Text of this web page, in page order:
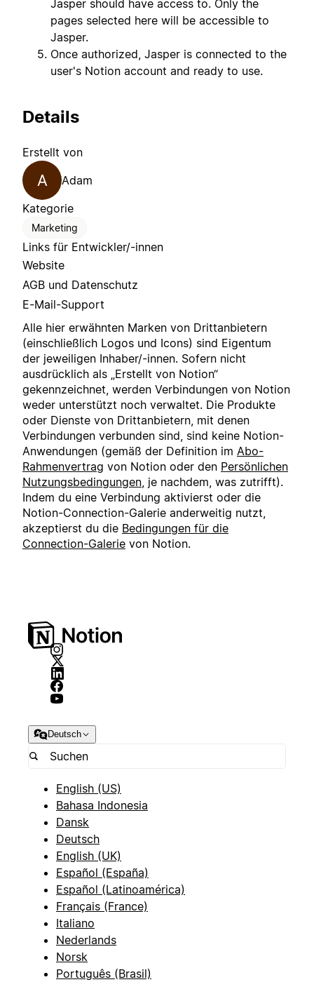
Jasper should have access to. Only the
pages selected here will be accessible to
Jasper.
Once authorized, Jasper is connected to the
user's Notion account and ready to use.
Details
Erstellt von
A
Adam
Kategorie
Marketing
Links für Entwickler/-innen
Website
AGB und Datenschutz
E-Mail-Support
Alle hier erwähnten Marken von Drittanbietern
(einschließlich Logos und Icons) sind Eigentum
der jeweiligen Inhaber/-innen. Sofern nicht
ausdrücklich als „Erstellt von Notion“
gekennzeichnet, werden Verbindungen von Notion
weder unterstützt noch verwaltet. Die Produkte
oder Dienste von Drittanbietern, mit denen
Verbindungen verbunden sind, sind keine Notion-
Anwendungen (gemäß der Definition im Abo-
Rahmenvertrag von Notion oder den Persönlichen
Nutzungsbedingungen , je nachdem, was zutrifft).
Indem du eine Verbindung aktivierst oder die
Notion-Connection-Galerie anderweitig nutzt,
akzeptierst du die Bedingungen für die
Connection-Galerie von Notion.
Deutsch
English (US)
Bahasa Indonesia
Dansk
Deutsch
English (UK)
Español (España)
Español (Latinoamérica)
Français (France)
Italiano
Nederlands
Norsk
Português (Brasil)